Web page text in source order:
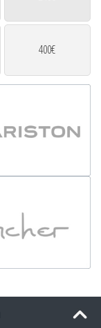
400€